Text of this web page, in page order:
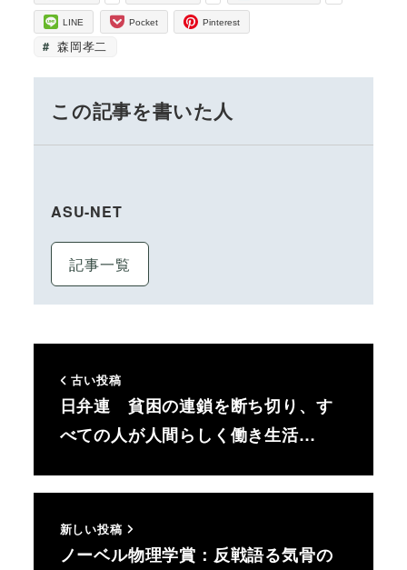
LINE Pocket Pinterest
森岡孝二
この記事を書いた人
ASU-NET
記事一覧
古い投稿
日弁連 貧困の連鎖を断ち切り、す
べての人が人間らしく働き生活…
新しい投稿
ノーベル物理学賞：反戦語る気骨の